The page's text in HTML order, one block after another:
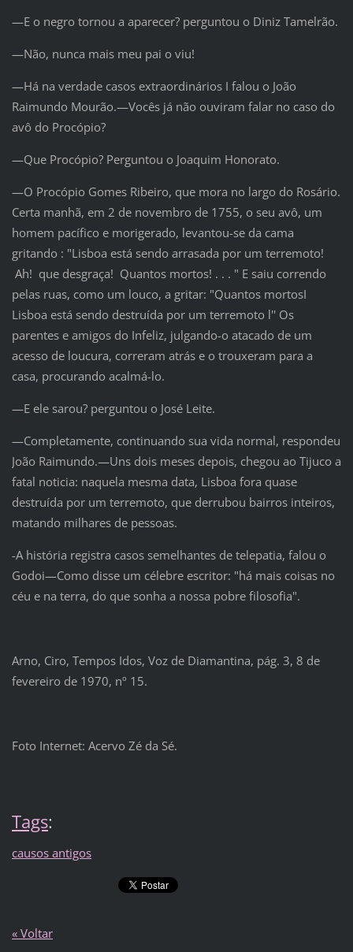
—E o negro tornou a aparecer? perguntou o Diniz Tamelrão.
—Não, nunca mais meu pai o viu!
—Há na verdade casos extraordinários I falou o João
Raimundo Mourão.—Vocês já não ouviram falar no caso do
avô do Procópio?
—Que Procópio? Perguntou o Joaquim Honorato.
—O Procópio Gomes Ribeiro, que mora no largo do Rosário.
Certa manhã, em 2 de novembro de 1755, o seu avô, um
homem pacífico e morigerado, levantou-se da cama
gritando : "Lisboa está sendo arrasada por um terremoto!
Ah! que desgraça! Quantos mortos! . . . " E saiu correndo
pelas ruas, como um louco, a gritar: "Quantos mortosI
Lisboa está sendo destruída por um terremoto l'' Os
parentes e amigos do Infeliz, julgando-o atacado de um
acesso de loucura, correram atrás e o trouxeram para a
casa, procurando acalmá-lo.
—E ele sarou? perguntou o José Leite.
—Completamente, continuando sua vida normal, respondeu
João Raimundo.—Uns dois meses depois, chegou ao Tijuco a
fatal noticia: naquela mesma data, Lisboa fora quase
destruída por um terremoto, que derrubou bairros inteiros,
matando milhares de pessoas.
-A história registra casos semelhantes de telepatia, falou o
Godoi—Como disse um célebre escritor: "há mais coisas no
céu e na terra, do que sonha a nossa pobre filosofia".
Arno, Ciro, Tempos Idos, Voz de Diamantina, pág. 3, 8 de
fevereiro de 1970, nº 15.
Foto Internet: Acervo Zé da Sé.
Tags:
causos antigos
« Voltar